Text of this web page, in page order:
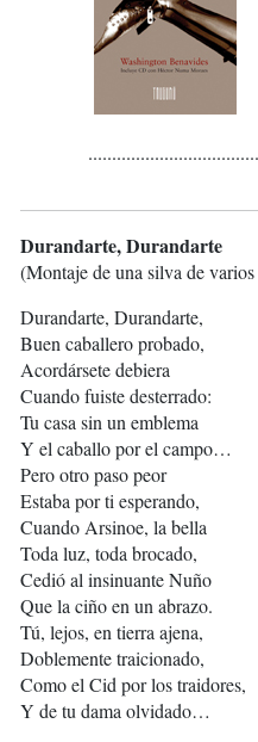
Durandarte, Durandarte
(Montaje de una silva de
Durandarte, Durandarte,
Buen caballero probado,
Acordársete debiera
Cuando fuiste desterrado:
Tu casa sin un emblema
Y el caballo por el campo…
Pero otro paso peor
Estaba por ti esperando,
Cuando Arsinoe, la bella
Toda luz, toda brocado,
Cedió al insinuante Nuño
Que la ciño en un abrazo.
Tú, lejos, en tierra ajena,
Doblemente traicionado,
Como el Cid por los traidores,
Y de tu dama olvidado…